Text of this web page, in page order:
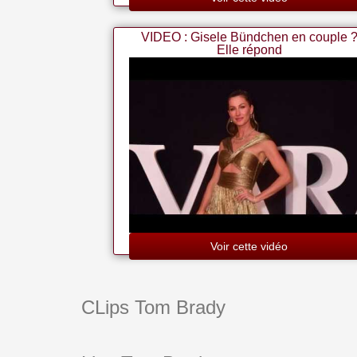
VIDEO : Gisele Bündchen en couple ?
Elle répond
Voir cette vidéo
CLips Tom Brady